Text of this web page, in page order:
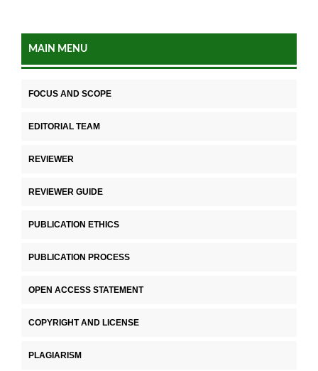
MAIN MENU
FOCUS AND SCOPE
EDITORIAL TEAM
REVIEWER
REVIEWER GUIDE
PUBLICATION ETHICS
PUBLICATION PROCESS
OPEN ACCESS STATEMENT
COPYRIGHT AND LICENSE
PLAGIARISM